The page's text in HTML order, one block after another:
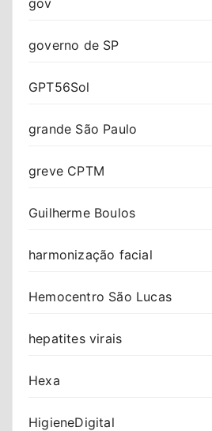
governo de SP
GPT56Sol
grande São Paulo
greve CPTM
Guilherme Boulos
harmonização facial
Hemocentro São Lucas
hepatites virais
Hexa
HigieneDigital